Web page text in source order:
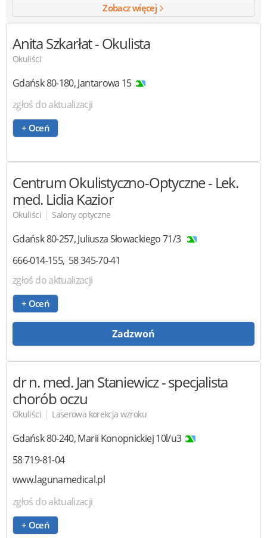
Zobacz więcej
Anita Szkarłat- Okulista
Okuliści
Gdańsk80-180,Jantarowa 15
zgłoś do aktualizacji
+ Oceń
Centrum Okulistyczno-Optyczne- Lek.
med. Lidia Kazior
Okuliści | Salony optyczne
Gdańsk80-257,Juliusza Słowackiego 71/3
666-014-155 58 345-70-41
zgłoś do aktualizacji
+ Oceń
Zadzwoń
dr n. med. Jan Staniewicz- specjalista
chorób oczu
Okuliści | Laserowa korekcja wzroku
Gdańsk80-240,Marii Konopnickiej 10l/u3
58 719-81-04
www.lagunamedical.pl
zgłoś do aktualizacji
+ Oceń